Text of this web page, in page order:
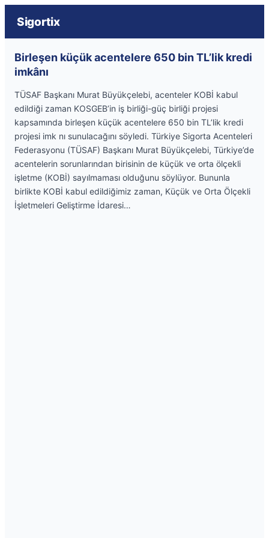
Sigortix
Birleşen küçük acentelere 650 bin TL’lik kredi
imkânı
TÜSAF Başkanı Murat Büyükçelebi, acenteler KOBİ kabul
edildiği zaman KOSGEB’in iş birliği-güç birliği projesi
kapsamında birleşen küçük acentelere 650 bin TL’lik kredi
projesi imk nı sunulacağını söyledi. Türkiye Sigorta Acenteleri
Federasyonu (TÜSAF) Başkanı Murat Büyükçelebi, Türkiye’de
acentelerin sorunlarından birisinin de küçük ve orta ölçekli
işletme (KOBİ) sayılmaması olduğunu söylüyor. Bununla
birlikte KOBİ kabul edildiğimiz zaman, Küçük ve Orta Ölçekli
İşletmeleri Geliştirme İdaresi…